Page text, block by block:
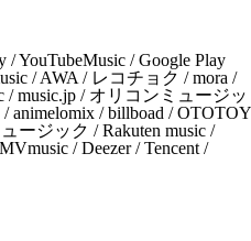
/ YouTubeMusic / Google Play
/ AWA / レコチョク / mora /
/ music.jp / オリコンミュージッ
/ billboad / OTOTOY
ージック / Rakuten music /
/ Deezer / Tencent /